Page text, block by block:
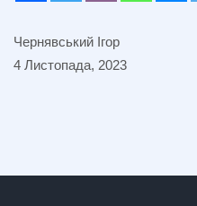
Чернявський Ігор
4 Листопада, 2023